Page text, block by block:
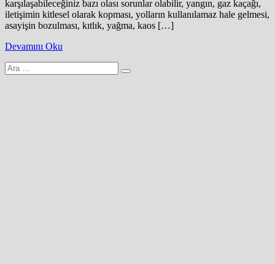
karşılaşabileceğiniz bazı olası sorunlar olabilir, yangın, gaz kaçağı,
iletişimin kitlesel olarak kopması, yolların kullanılamaz hale gelmesi,
asayişin bozulması, kıtlık, yağma, kaos […]
Devamını Oku
Arama
yap: